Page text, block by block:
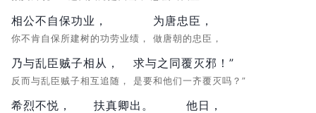
相公不自保功业，
你不肯自保所建树的功劳业绩，
为唐忠臣，
做唐朝的忠臣，
乃与乱臣贼子相从，
反而与乱臣贼子相互追随，
求与之同覆灭邪！”
是要和他们一齐覆灭吗？”
希烈不悦， 扶真卿出。 他日，